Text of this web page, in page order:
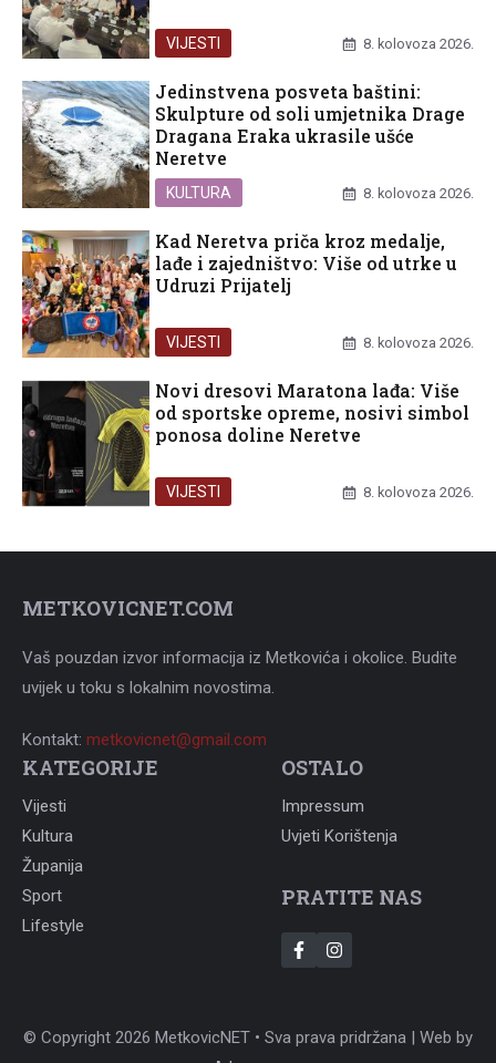
VIJESTI 8. kolovoza 2026.
Jedinstvena posveta baštini:
Skulpture od soli umjetnika Drage
Dragana Eraka ukrasile ušće
Neretve
KULTURA 8. kolovoza 2026.
Kad Neretva priča kroz medalje,
lađe i zajedništvo: Više od utrke u
Udruzi Prijatelj
VIJESTI 8. kolovoza 2026.
Novi dresovi Maratona lađa: Više
od sportske opreme, nosivi simbol
ponosa doline Neretve
VIJESTI 8. kolovoza 2026.
METKOVICNET.COM
Vaš pouzdan izvor informacija iz Metkovića i okolice. Budite
uvijek u toku s lokalnim novostima.
Kontakt: metkovicnet@gmail.com
KATEGORIJE
Vijesti
Kultura
Županija
Sport
Lifestyle
OSTALO
Impressum
Uvjeti Korištenja
PRATITE NAS
© Copyright 2026 MetkovicNET • Sva prava pridržana | Web by